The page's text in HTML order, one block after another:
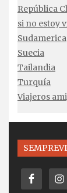
República
si no estoy
Sudamerica
Suecia
Tailandia
Turquía
Viajeros